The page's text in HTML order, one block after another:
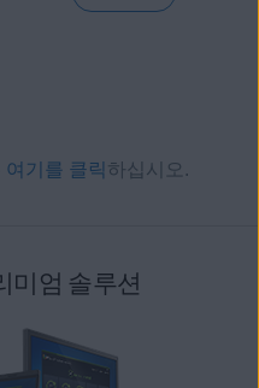
여기를 클릭 하십시오.
미엄 솔루션